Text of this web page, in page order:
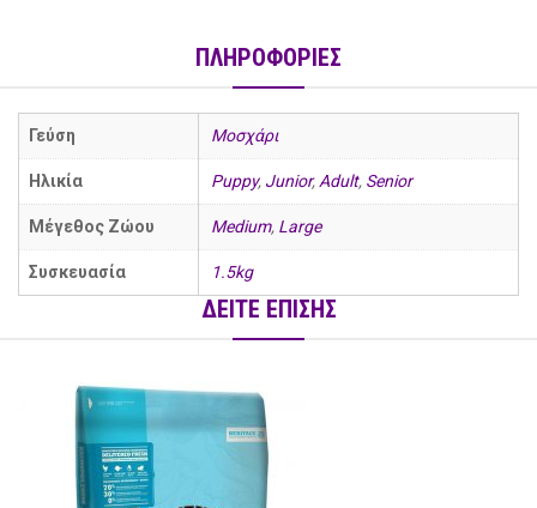
ΠΛΗΡΟΦΟΡΙΕΣ
Γεύση Μοσχάρι
Ηλικία Puppy, Junior, Adult, Senior
Μέγεθος Ζώου Medium, Large
Συσκευασία 1.5kg
ΔΕΙΤΕ ΕΠΙΣΗΣ